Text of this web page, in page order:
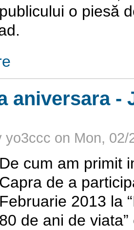
publicului o piesă
aniversara -
yo3ccc on Mon, 02/
De cum am primit
Capra de a
Februarie 2013 la
80 de ani de